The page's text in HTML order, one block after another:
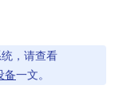
，请查看
备一文。